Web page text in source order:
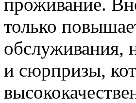
только
обслуживания,
и сюрпризы,